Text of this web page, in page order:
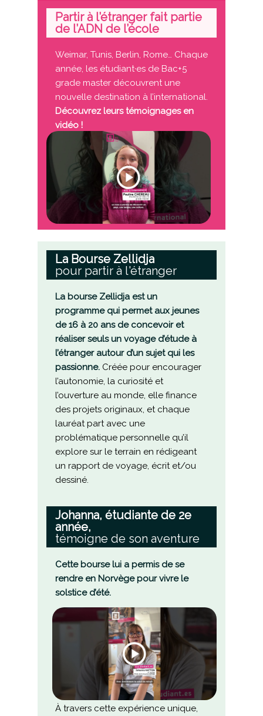
Partir à l’étranger fait partie
de l’ADN de l’école
Weimar, Tunis, Berlin, Rome… Chaque
année, les étudiant·es de Bac+5
grade master découvrent une
nouvelle destination à l’international.
Découvrez leurs témoignages en
vidéo !
La Bourse Zellidja
pour partir à l'étranger
La bourse Zellidja est un
programme qui permet aux jeunes
de 16 à 20 ans de concevoir et
réaliser seuls un voyage d’étude à
l’étranger autour d’un sujet qui les
passionne. Créée pour encourager
l’autonomie, la curiosité et
l’ouverture au monde, elle finance
des projets originaux, et chaque
lauréat part avec une
problématique personnelle qu’il
explore sur le terrain en rédigeant
un rapport de voyage, écrit et/ou
dessiné.
Johanna, étudiante de 2e
année,
témoigne de son aventure
Cette bourse lui a permis de se
rendre en Norvège pour vivre le
solstice d’été.
À travers cette expérience unique,